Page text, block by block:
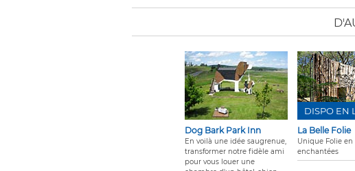
Dog Bark Park Inn
En voilà une idée saugrenue,
transformer notre fidèle ami
pour vous louer une
La Belle Folie
Unique Folie en
enchantées
DISPO EN